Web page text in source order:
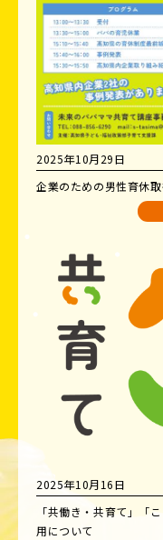
2025年10月29日
企業のための男性育休
2025年10月16日
「共働き・共育て」「
用について